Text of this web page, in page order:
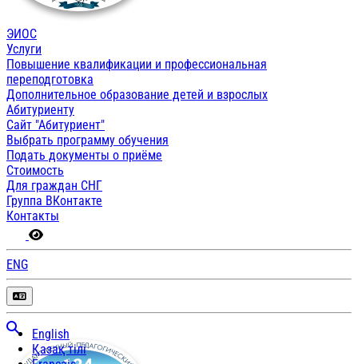
ЭИОС
Услуги
Повышение квалификации и профессиональная
переподготовка
Дополнительное образование детей и взрослых
Абитуриенту
Сайт "Абитуриент"
Выбрать программу обучения
Подать документы о приёме
Стоимость
Для граждан СНГ
Группа ВКонтакте
Контакты
ENG
English
Қазақ тілі